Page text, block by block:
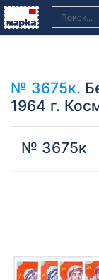
№ 3675к.
1964 г.
№ 3675к